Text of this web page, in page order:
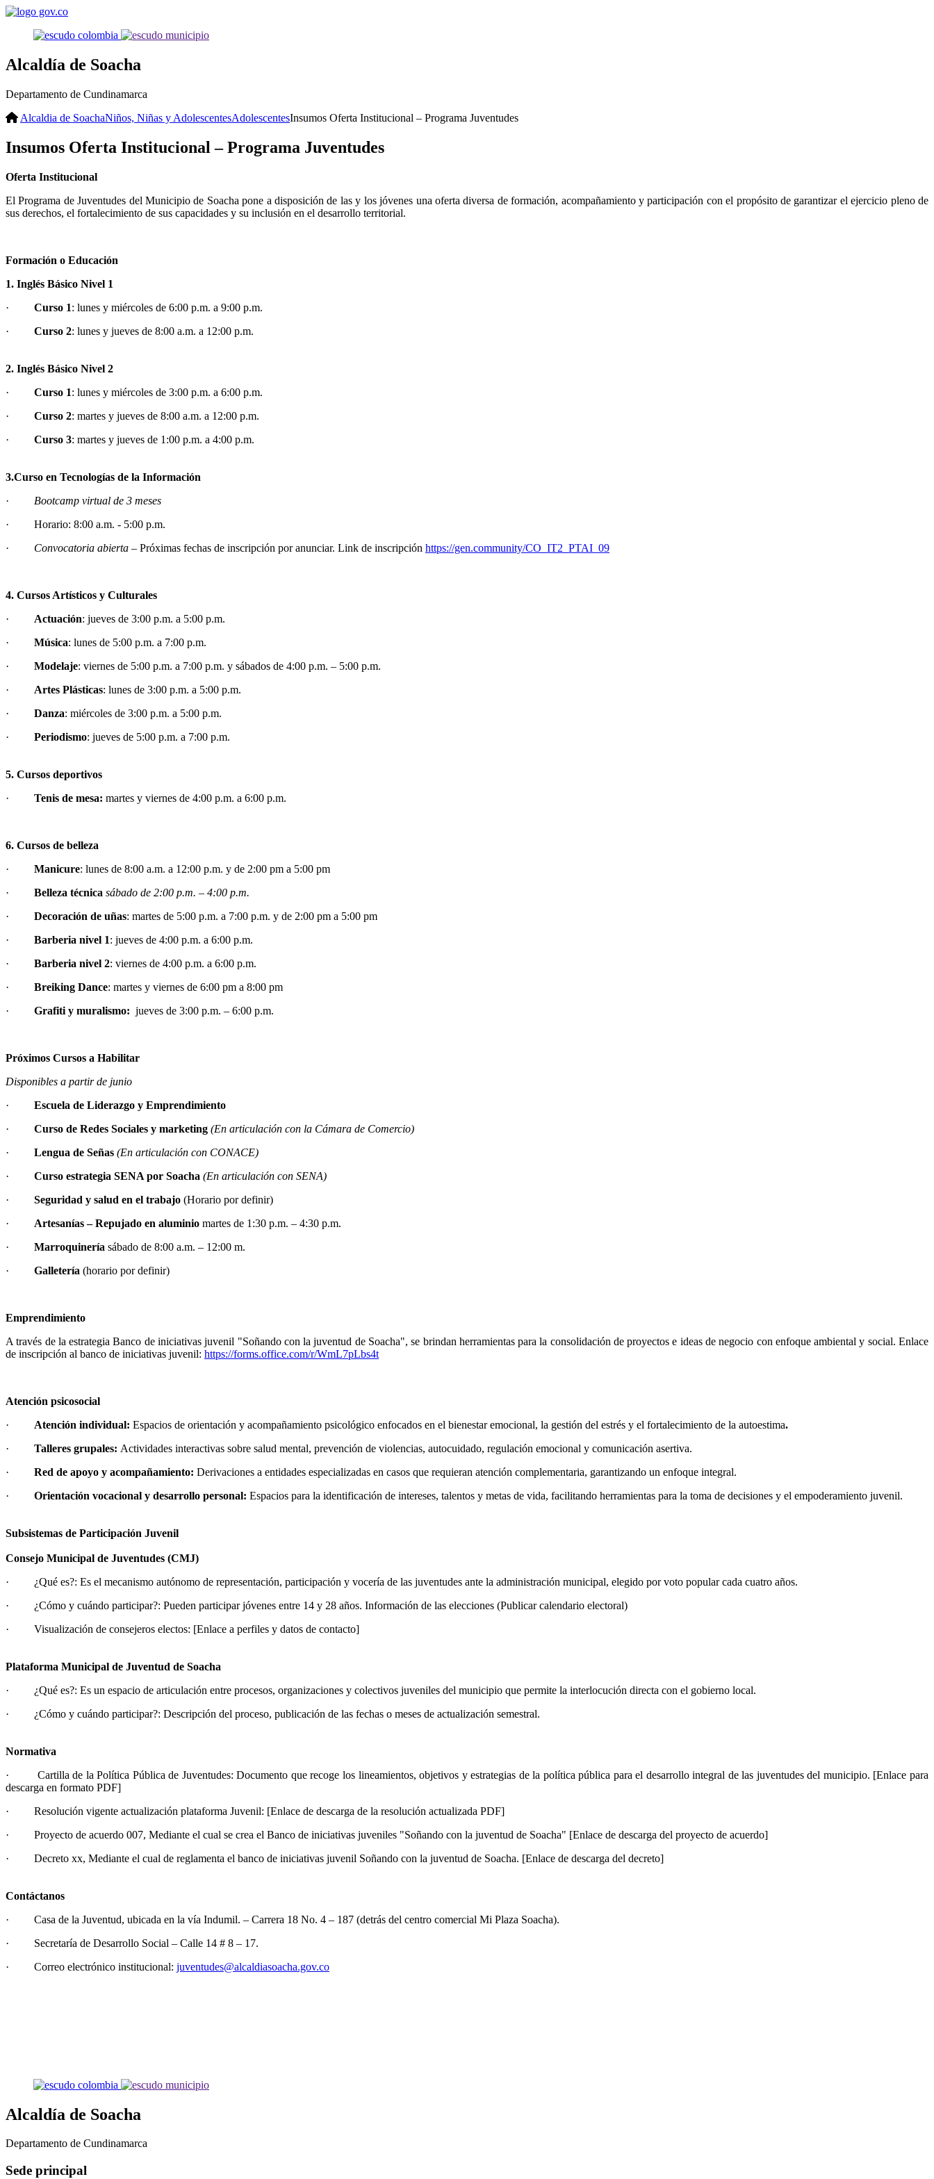
Alcaldía de Soacha
Departamento de Cundinamarca
Alcaldia de SoachaNiños, Niñas y AdolescentesAdolescentesInsumos Oferta Institucional – Programa Juventudes
Insumos Oferta Institucional – Programa Juventudes
Oferta Institucional ​
El Programa de Juventudes del Municipio de Soacha pone a disposición de las y los jóvenes una oferta diversa de formación, acompañamiento y participación con el propósito de garantizar el ejercicio pleno de
sus derechos, el fortalecimiento de sus capacidades y su inclusión en el desarrollo territorial.
Formación o Educación
1. Inglés Básico Nivel 1
· Curso 1: lunes y miércoles de 6:00 p.m. a 9:00 p.m.
· Curso 2: lunes y jueves de 8:00 a.m. a 12:00 p.m.
2. Inglés Básico Nivel 2
· Curso 1: lunes y miércoles de 3:00 p.m. a 6:00 p.m.
· Curso 2: martes y jueves de 8:00 a.m. a 12:00 p.m.
· Curso 3: martes y jueves de 1:00 p.m. a 4:00 p.m.
3.Curso en Tecnologías de la Información
· Bootcamp virtual de 3 meses
· Horario: 8:00 a.m. - 5:00 p.m.
· Convocatoria abierta – Próximas fechas de inscripción por anunciar. Link de inscripción https://gen.community/CO_IT2_PTAI_09
4. Cursos Artísticos y Culturales
· Actuación: jueves de 3:00 p.m. a 5:00 p.m.
· Música: lunes de 5:00 p.m. a 7:00 p.m.
· Modelaje: viernes de 5:00 p.m. a 7:00 p.m. y sábados de 4:00 p.m. – 5:00 p.m.
· Artes Plásticas: lunes de 3:00 p.m. a 5:00 p.m.
· Danza: miércoles de 3:00 p.m. a 5:00 p.m.
· Periodismo: jueves de 5:00 p.m. a 7:00 p.m.
5. Cursos deportivos
· Tenis de mesa: martes y viernes de 4:00 p.m. a 6:00 p.m.
6. Cursos de belleza
· Manicure: lunes de 8:00 a.m. a 12:00 p.m. y de 2:00 pm a 5:00 pm
· Belleza técnica sábado de 2:00 p.m. – 4:00 p.m.
· Decoración de uñas: martes de 5:00 p.m. a 7:00 p.m. y de 2:00 pm a 5:00 pm
· Barberia nivel 1: jueves de 4:00 p.m. a 6:00 p.m.
· Barberia nivel 2: viernes de 4:00 p.m. a 6:00 p.m.
· Breiking Dance: martes y viernes de 6:00 pm a 8:00 pm
· Grafiti y muralismo: jueves de 3:00 p.m. – 6:00 p.m.
Próximos Cursos a Habilitar
Disponibles a partir de junio
· Escuela de Liderazgo y Emprendimiento
· Curso de Redes Sociales y marketing (En articulación con la Cámara de Comercio)
· Lengua de Señas (En articulación con CONACE)
· Curso estrategia SENA por Soacha (En articulación con SENA)
· Seguridad y salud en el trabajo (Horario por definir)
· Artesanías – Repujado en aluminio martes de 1:30 p.m. – 4:30 p.m.
· Marroquinería sábado de 8:00 a.m. – 12:00 m.
· Galletería (horario por definir)
Emprendimiento
A través de la estrategia Banco de iniciativas juvenil "Soñando con la juventud de Soacha", se brindan herramientas para la consolidación de proyectos e ideas de negocio con enfoque ambiental y social. Enlace
de inscripción al banco de iniciativas juvenil: https://forms.office.com/r/WmL7pLbs4t
Atención psicosocial​
· Atención individual: Espacios de orientación y acompañamiento psicológico enfocados en el bienestar emocional, la gestión del estrés y el fortalecimiento de la autoestima.
· Talleres grupales: Actividades interactivas sobre salud mental, prevención de violencias, autocuidado, regulación emocional y comunicación asertiva.
· Red de apoyo y acompañamiento: Derivaciones a entidades especializadas en casos que requieran atención complementaria, garantizando un enfoque integral.
· Orientación vocacional y desarrollo personal: Espacios para la identificación de intereses, talentos y metas de vida, facilitando herramientas para la toma de decisiones y el empoderamiento juvenil.
Subsistemas de Participación Juvenil
Consejo Municipal de Juventudes (CMJ)
· ¿Qué es?: Es el mecanismo autónomo de representación, participación y vocería de las juventudes ante la administración municipal, elegido por voto popular cada cuatro años.
· ¿Cómo y cuándo participar?: Pueden participar jóvenes entre 14 y 28 años. Información de las elecciones (Publicar calendario electoral)
· Visualización de consejeros electos: [Enlace a perfiles y datos de contacto]
Plataforma Municipal de Juventud de Soacha
· ¿Qué es?: Es un espacio de articulación entre procesos, organizaciones y colectivos juveniles del municipio que permite la interlocución directa con el gobierno local.
· ¿Cómo y cuándo participar?: Descripción del proceso, publicación de las fechas o meses de actualización semestral.
Normativa
· Cartilla de la Política Pública de Juventudes: Documento que recoge los lineamientos, objetivos y estrategias de la política pública para el desarrollo integral de las juventudes del municipio. [Enlace para
descarga en formato PDF]
· Resolución vigente actualización plataforma Juvenil: [Enlace de descarga de la resolución actualizada PDF]
· Proyecto de acuerdo 007, Mediante el cual se crea el Banco de iniciativas juveniles "Soñando con la juventud de Soacha" [Enlace de descarga del proyecto de acuerdo]
· Decreto xx, Mediante el cual de reglamenta el banco de iniciativas juvenil Soñando con la juventud de Soacha. [Enlace de descarga del decreto]
Contáctanos
· Casa de la Juventud, ubicada en la vía Indumil. – Carrera 18 No. 4 – 187 (detrás del centro comercial Mi Plaza Soacha).
· Secretaría de Desarrollo Social – Calle 14 # 8 – 17.
· Correo electrónico institucional: juventudes@alcaldiasoacha.gov.co
Alcaldía de Soacha
Departamento de Cundinamarca
Sede principal